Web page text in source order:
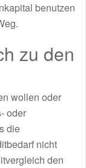
benutzen
zu den
wollen oder
oder
die
nicht
den